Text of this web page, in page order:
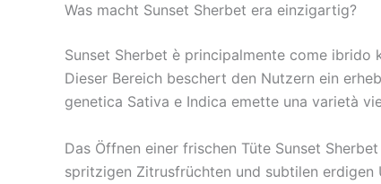
Was macht Sunset Sherbet era einzigartig?
Sunset Sherbet è principalmente come
Dieser Bereich beschert den Nutzern ein
genetica Sativa e Indica emette una varietà
Das Öffnen einer frischen Tüte Sunset
spritzigen Zitrusfrüchten und subtilen